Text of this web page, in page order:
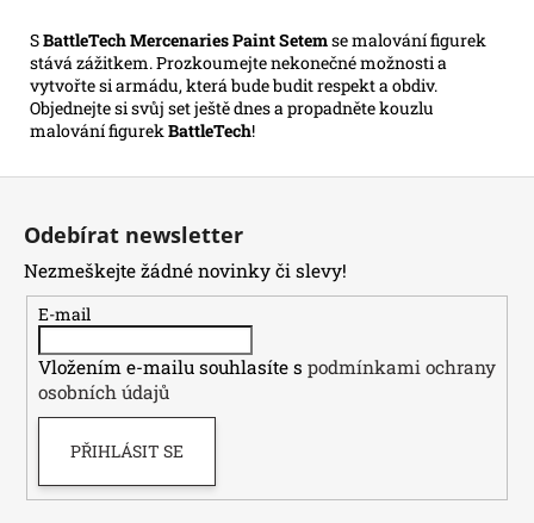
SBattleTech Mercenaries Paint Setemse malování figurek
stává zážitkem. Prozkoumejte nekonečné možnosti a
vytvořte si armádu, která bude budit respekt a obdiv.
Objednejte si svůj set ještě dnes a propadněte kouzlu
malování figurekBattleTech!
Odebírat newsletter
Nezmeškejte žádné novinky či slevy!
E-mail
Vložením e-mailu souhlasíte s podmínkami ochrany
osobních údajů
PŘIHLÁSIT SE